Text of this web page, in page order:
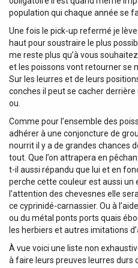
population qui chaque année se
Une fois le pick-up refermé je
haut pour soustraire le plus
me reste plus qu’à vous
et les poissons vont retourner se
Sur les leurres et de leurs
conches il peut se cacher
ou.
Comme pour l’ensemble des
adhérer à une conjoncture de
nourrit il y a de grandes chances
tout. Que l’on attrapera en
t-il aussi répandu que lui et en
perche cette couleur est aussi un
l’attention des chevesnes elle
ce cyprinidé-carnassier. Ou à
ou du métal ponts ports quais
les herbiers et autres imitations
À vue voici une liste non
à faire leurs preuves leurres durs